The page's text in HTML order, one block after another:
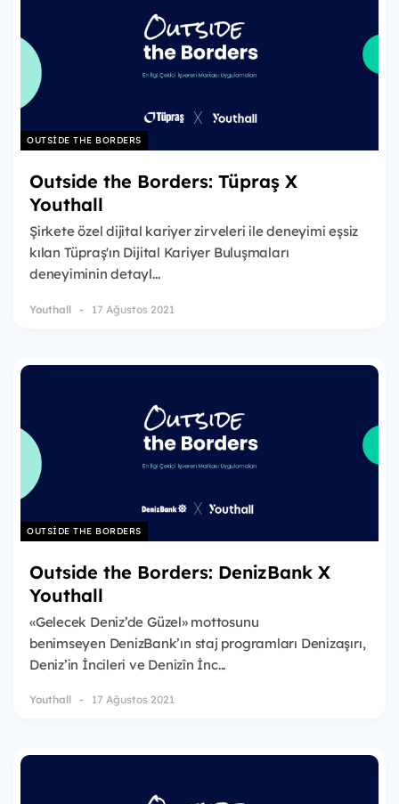
OUTSIDE THE BORDERS
Outside the Borders: Tüpraş X
Youthall
Şirkete özel dijital kariyer zirveleri ile deneyimi eşsiz
kılan Tüpraş'ın Dijital Kariyer Buluşmaları
deneyiminin detayl...
Youthall 17 Ağustos 2021
OUTSIDE THE BORDERS
Outside the Borders: DenizBank X
Youthall
«Gelecek Deniz’de Güzel» mottosunu
benimseyen DenizBank’ın staj programları Denizaşırı,
Deniz’in İncileri ve Denizîn İnc...
Youthall 17 Ağustos 2021